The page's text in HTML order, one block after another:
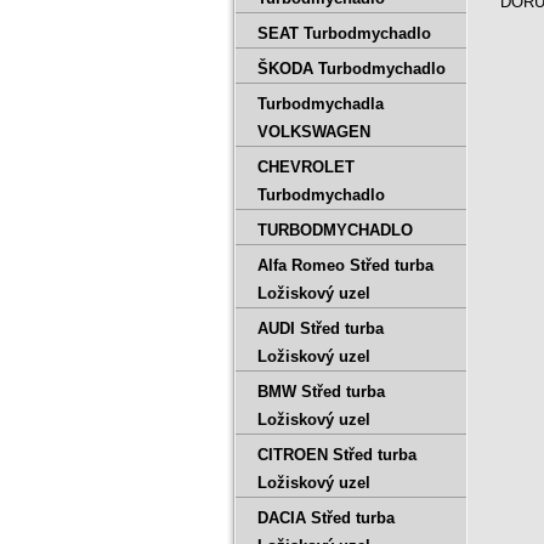
SEAT Turbodmychadlo
ŠKODA Turbodmychadlo
Turbodmychadla
VOLKSWAGEN
CHEVROLET
Turbodmychadlo
TURBODMYCHADLO
Alfa Romeo Střed turba
Ložiskový uzel
AUDI Střed turba
Ložiskový uzel
BMW Střed turba
Ložiskový uzel
CITROEN Střed turba
Ložiskový uzel
DACIA Střed turba